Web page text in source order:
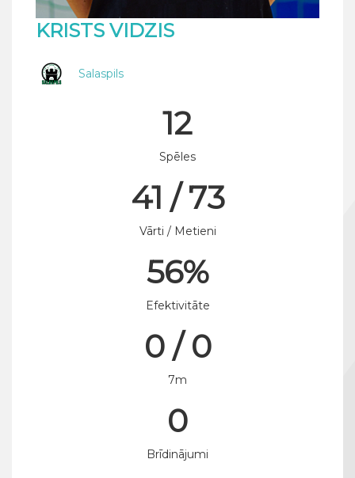
KRISTS VIDZIS
Salaspils
12
Spēles
41 / 73
Vārti / Metieni
56%
Efektivitāte
0 / 0
7m
0
Brīdinājumi